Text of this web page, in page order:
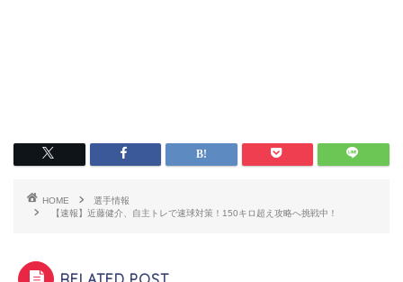
HOME
選手情報
【速報】近藤健介、自主トレで速球対策！150キロ超え攻略へ挑戦中！